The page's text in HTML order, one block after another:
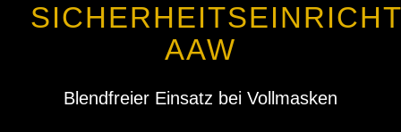
AAW
Blendfreier Einsatz bei Vollmasken